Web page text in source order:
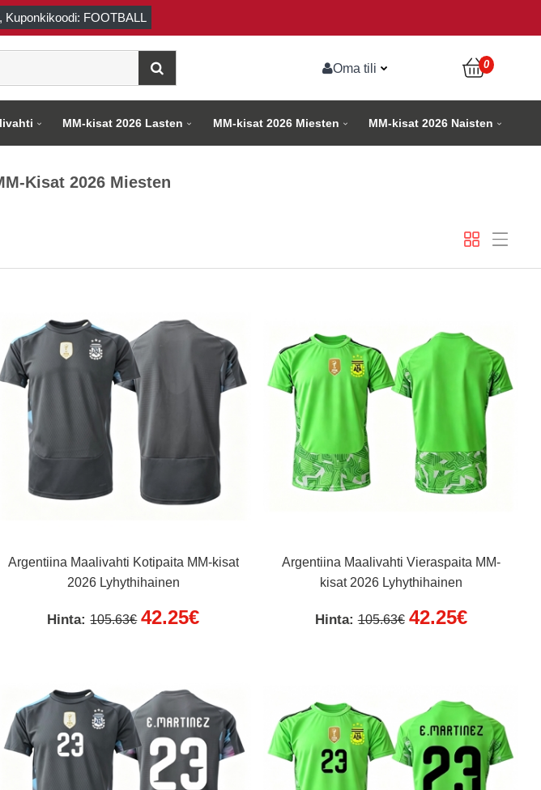
, Kuponkikoodi: FOOTBALL
Oma tili 0
MM-kisat 2026 Lasten MM-kisat 2026 Miesten MM-kisat 2026 Naisten
Kisat 2026 Miesten
Argentiina Maalivahti Kotipaita MM-kisat
2026 Lyhythihainen
Hinta:105.63€ 42.25€
Argentiina Maalivahti Vieraspaita MM-
kisat 2026 Lyhythihainen
Hinta:105.63€ 42.25€